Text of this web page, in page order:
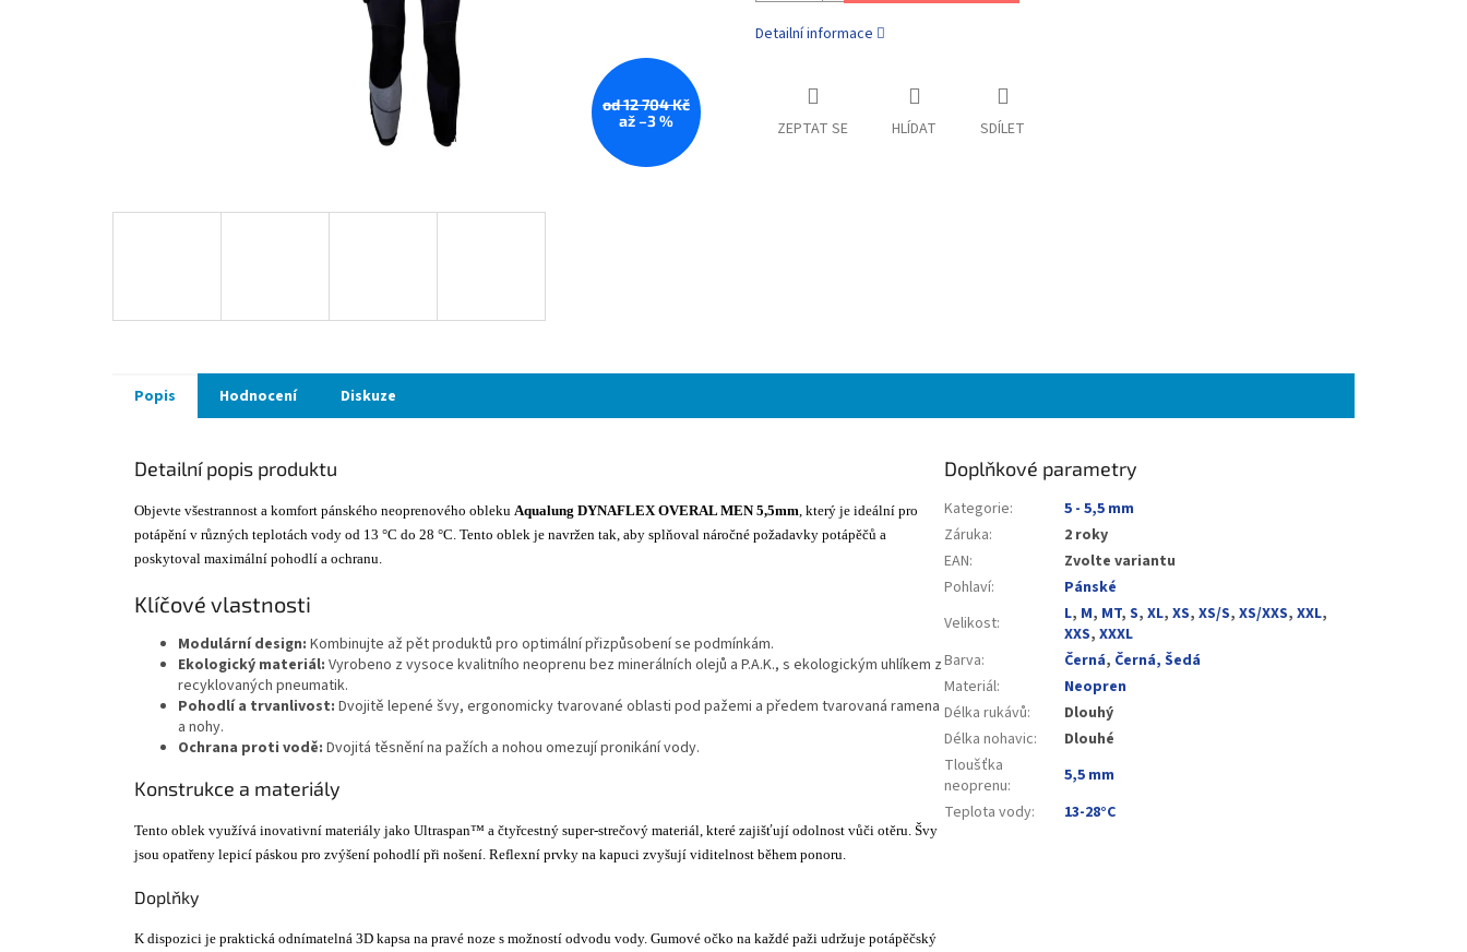
od 12 704 Kč
až –3 %
Detailní informace
ZEPTAT SE HLÍDAT SDÍLET
Popis Hodnocení Diskuze
Detailní popis produktu
Objevte všestrannost a komfort pánského neoprenového obleku Aqualung DYNAFLEX OVERAL MEN 5,5mm, který je ideální pro
potápění v různých teplotách vody od 13 °C do 28 °C. Tento oblek je navržen tak, aby splňoval náročné požadavky potápěčů a
poskytoval maximální pohodlí a ochranu.
Klíčové vlastnosti
Modulární design: Kombinujte až pět produktů pro optimální přizpůsobení se podmínkám.
Ekologický materiál: Vyrobeno z vysoce kvalitního neoprenu bez minerálních olejů a P.A.K., s ekologickým uhlíkem z
recyklovaných pneumatik.
Pohodlí a trvanlivost: Dvojitě lepené švy, ergonomicky tvarované oblasti pod pažemi a předem tvarovaná ramena
a nohy.
Ochrana proti vodě: Dvojitá těsnění na pažích a nohou omezují pronikání vody.
Konstrukce a materiály
Tento oblek využívá inovativní materiály jako Ultraspan™ a čtyřcestný super-strečový materiál, které zajišťují odolnost vůči otěru. Švy
jsou opatřeny lepicí páskou pro zvýšení pohodlí při nošení. Reflexní prvky na kapuci zvyšují viditelnost během ponoru.
Doplňky
K dispozici je praktická odnímatelná 3D kapsa na pravé noze s možností odvodu vody. Gumové očko na každé paži udržuje potápěčský
Doplňkové parametry
Kategorie:
5 - 5,5 mm
Záruka:
2 roky
EAN:
Zvolte variantu
Pohlaví:
Pánské
Velikost: L, M, MT,S,XL,XS,XS/S,XS/XXS,XXL,
XXS,XXXL
Barva: Černá, Černá, Šedá
Materiál:
Neopren
Délka rukávů:
Dlouhý
Délka nohavic:
Dlouhé
Tloušťka
neoprenu:
5,5 mm
Teplota vody: 13-28°C